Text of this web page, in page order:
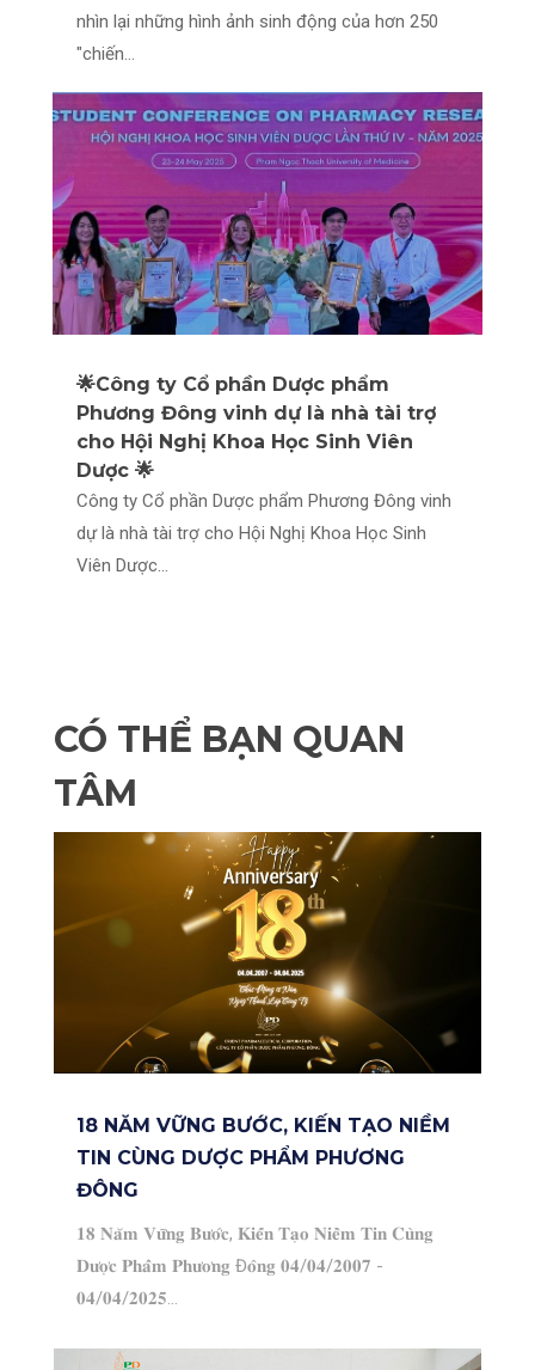
nhìn lại những hình ảnh sinh động của hơn 250
"chiến...
🌟Công ty Cổ phần Dược phẩm
Phương Đông vinh dự là nhà tài trợ
cho Hội Nghị Khoa Học Sinh Viên
Dược 🌟
Công ty Cổ phần Dược phẩm Phương Đông vinh
dự là nhà tài trợ cho Hội Nghị Khoa Học Sinh
Viên Dược...
CÓ THỂ BẠN QUAN
TÂM
18 NĂM VỮNG BƯỚC, KIẾN TẠO NIỀM
TIN CÙNG DƯỢC PHẨM PHƯƠNG
ĐÔNG
𝟏𝟖 𝐍𝐚̆𝐦 𝐕𝐮̛̃𝐧𝐠 𝐁𝐮̛𝐨̛́𝐜, 𝐊𝐢𝐞̂́𝐧 𝐓𝐚̣𝐨 𝐍𝐢𝐞̂̀𝐦 𝐓𝐢𝐧 𝐂𝐮̀𝐧𝐠
𝐃𝐮̛𝐨̛̣𝐜 𝐏𝐡𝐚̂̉𝐦 𝐏𝐡𝐮̛𝐨̛𝐧𝐠 Đ𝐨̂𝐧𝐠 𝟎𝟒/𝟎𝟒/𝟐𝟎𝟎𝟕 -
𝟎𝟒/𝟎𝟒/𝟐𝟎𝟐𝟓...